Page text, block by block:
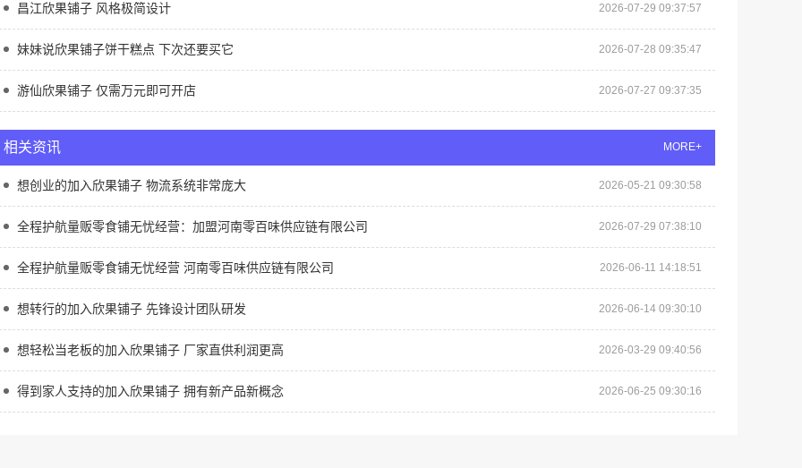
昌江欣果铺子 风格极简设计 2026-07-29 09:37:57
妹妹说欣果铺子饼干糕点 下次还要买它 2026-07-28 09:35:47
游仙欣果铺子 仅需万元即可开店 2026-07-27 09:37:35
相关资讯 MORE+
想创业的加入欣果铺子 物流系统非常庞大 2026-05-21 09:30:58
全程护航量贩零食铺无忧经营：加盟河南零百味供应链有限公司 2026-07-29 07:38:10
全程护航量贩零食铺无忧经营 河南零百味供应链有限公司 2026-06-11 14:18:51
想转行的加入欣果铺子 先锋设计团队研发 2026-06-14 09:30:10
想轻松当老板的加入欣果铺子 厂家直供利润更高 2026-03-29 09:40:56
得到家人支持的加入欣果铺子 拥有新产品新概念 2026-06-25 09:30:16